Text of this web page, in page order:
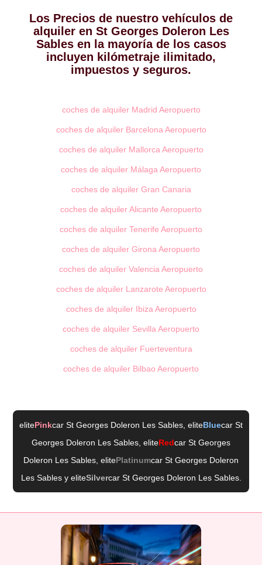
Los Precios de nuestro vehículos de
alquiler en St Georges Doleron Les
Sables en la mayoría de los casos
incluyen kilómetraje ilimitado,
impuestos y seguros.
coches de alquiler Madrid Aeropuerto
coches de alquiler Barcelona Aeropuerto
coches de alquiler Mallorca Aeropuerto
coches de alquiler Málaga Aeropuerto
coches de alquiler Gran Canaria
coches de alquiler Alicante Aeropuerto
coches de alquiler Tenerife Aeropuerto
coches de alquiler Girona Aeropuerto
coches de alquiler Valencia Aeropuerto
coches de alquiler Lanzarote Aeropuerto
coches de alquiler Ibiza Aeropuerto
coches de alquiler Sevilla Aeropuerto
coches de alquiler Fuerteventura
coches de alquiler Bilbao Aeropuerto
elitePinkcar St Georges Doleron Les Sables , eliteBluecar St
Georges Doleron Les Sables , eliteRedcar St Georges
Doleron Les Sables , elitePlatinumcar St Georges Doleron
Les Sablesy eliteSilvercar St Georges Doleron Les Sables.